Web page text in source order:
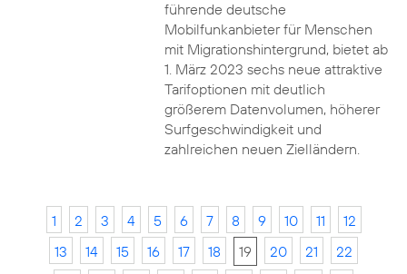
führende deutsche
Mobilfunkanbieter für Menschen
mit Migrationshintergrund, bietet ab
1. März 2023 sechs neue attraktive
Tarifoptionen mit deutlich
größerem Datenvolumen, höherer
Surfgeschwindigkeit und
zahlreichen neuen Zielländern.
1 2 3 4 5 6 7 8 9 10 11
12
13
14 15 16 17 18 19 20 21
22